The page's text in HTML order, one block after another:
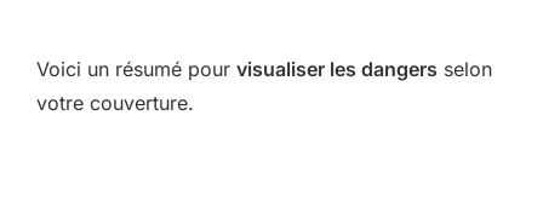
Voici un résumé pour visualiser les dangers selon
votre couverture.